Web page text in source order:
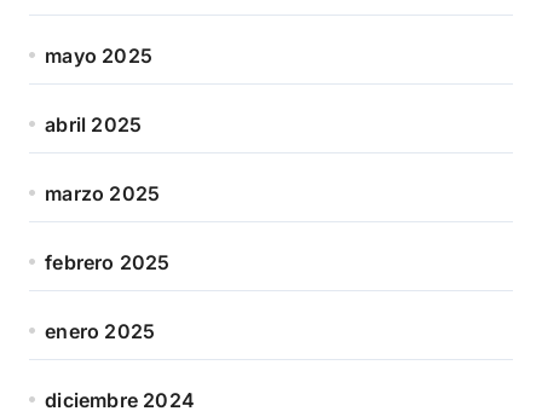
mayo 2025
abril 2025
marzo 2025
febrero 2025
enero 2025
diciembre 2024